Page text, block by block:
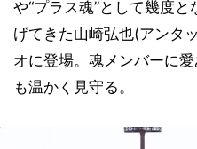
や“プラス魂”として幾度
げてきた山崎弘也(アンタ
オに登場。魂メンバーに
も温かく見守る。